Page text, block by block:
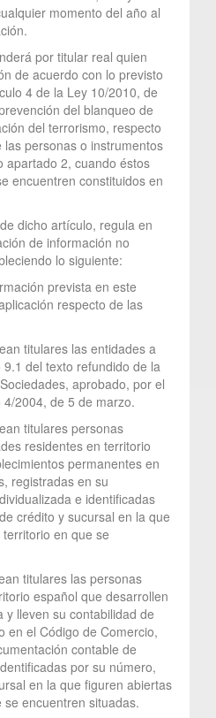
momento del año al
por titular real quien
de acuerdo con lo previsto
4 de la Ley 10/2010, de
del blanqueo de
del terrorismo, respecto
personas o instrumentos
apartado 2, cuando éstos
encuentren constituidos en
dicho artículo, regula en
de información no
lo siguiente:
prevista en este
respecto de las
titulares las entidades a
del texto refundido de la
aprobado, por el
2004, de 5 de marzo.
titulares personas
residentes en territorio
permanentes en
registradas en su
e identificadas
crédito y sucursal en la que
en que se
titulares las personas
español que desarrollen
y lleven su contabilidad de
en el Código de Comercio,
contable de
por su número,
en la que figuren abiertas
encuentren situadas.